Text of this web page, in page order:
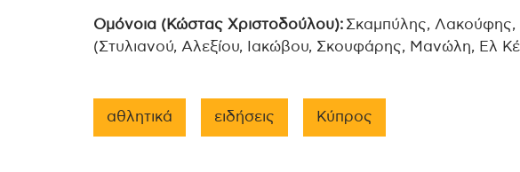
Ομόνοια (Κώστας Χριστοδούλου): Σκαμπύλης, Λακούφης,
(Στυλιανού, Αλεξίου, Ιακώβου, Σκουφάρης, Μανώλη, Ελ
αθλητικά ειδήσεις Κύπρος